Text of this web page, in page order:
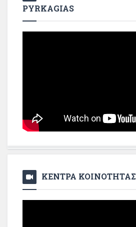
PYRKAGIAS
ΚΕΝΤΡΑ ΚΟΙΝΟΤΗΤΑΣ